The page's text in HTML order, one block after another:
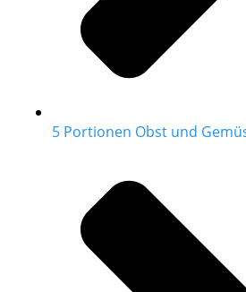
5 Portionen Obst und